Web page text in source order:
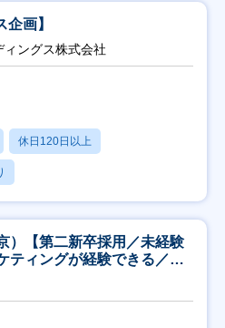
企画】
ングス株式会社
休日120日以上
）【第二新卒採用／未経験
ティングが経験できる／研